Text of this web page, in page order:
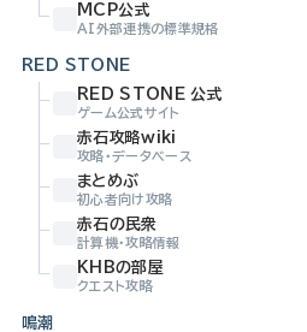
MCP公式
AI外部連携の標準規格
RED STONE
RED STONE 公式
ゲーム公式サイト
赤石攻略wiki
攻略・データベース
まとめぶ
初心者向け攻略
赤石の民衆
計算機・攻略情報
KHBの部屋
クエスト攻略
鳴潮